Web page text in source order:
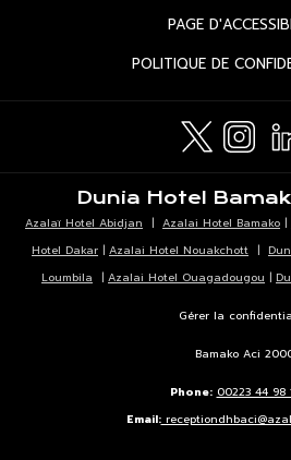
PAGE
POLITIQUE DE
Dunia Hotel
Azalaï Hotel Abidjan | Azalai Hotel Bamako |
Hotel Dakar | Azalai Hotel Nouakchott |
Loumbila | Azalai Hotel Ouagadougou |
Gérer la
Bamako Aci
Phone: 00223 44 98
Email: